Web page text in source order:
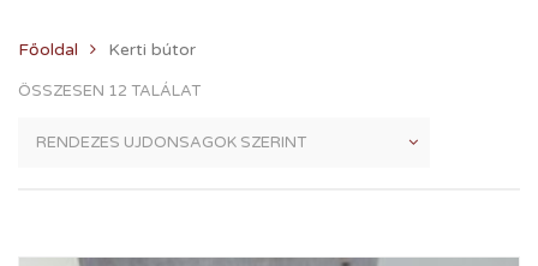
Főoldal Kerti bútor
ÖSSZESEN 12 TALÁLAT